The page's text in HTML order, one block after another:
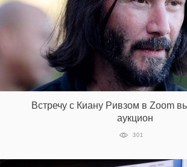
Встречу с Киану Ривзом в Zoom
аукцион
301